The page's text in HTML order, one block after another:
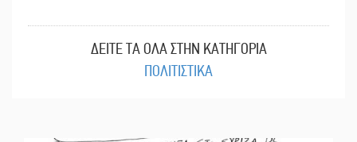
ΔΕΙΤΕ ΤΑ ΟΛΑ ΣΤΗΝ ΚΑΤΗΓΟΡΙΑ
ΠΟΛΙΤΙΣΤΙΚΑ